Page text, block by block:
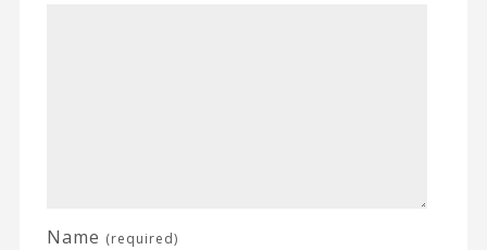
Name (required)